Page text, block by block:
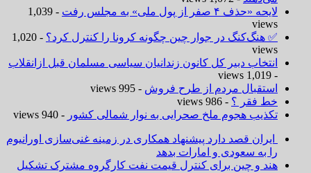
لایحه «حذف ۴ صفر از پول ملی» به مجلس رفت
- 1,039
views
✅ هنگ‌کنگ در جوار چین چگونه کرونا را کنترل کرد؟
- 1,020
views
انتخاب دبیر کل کانون زندانیان سیاسی مسلمان قبل ازانقلاب
- 1,019 views
استقبال مردم از طرح فروش - 995 views
خط فقر ؟ - 986 views
تکذیب هجوم ملخ صحرایی به نوار شمالی کشور - 940 views
ایران قصد دارد پیشنهاد همکاری در زمینه غنی‌سازی اورانیوم
را به سعودی و امارات بدهد
هند و چین برای کنترل قیمت نفت کارگروه مشترک تشکیل